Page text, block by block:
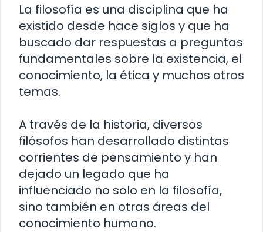
La filosofía es una disciplina que ha
existido desde hace siglos y que ha
buscado dar respuestas a preguntas
fundamentales sobre la existencia, el
conocimiento, la ética y muchos otros
temas.
A través de la historia, diversos
filósofos han desarrollado distintas
corrientes de pensamiento y han
dejado un legado que ha
influenciado no solo en la filosofía,
sino también en otras áreas del
conocimiento humano.